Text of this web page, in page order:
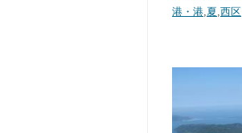
港・港 夏 西区